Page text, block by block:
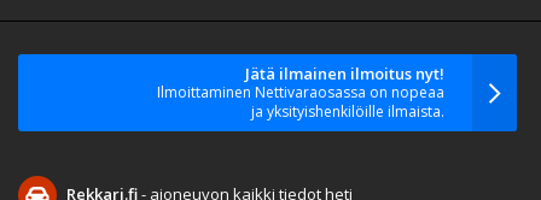
Jätä ilmainen ilmoitus nyt!
Ilmoittaminen Nettivaraosassa on nopeaa
ja yksityishenkilöille ilmaista.
Rekkari.fi- ajoneuvon kaikki tiedot heti